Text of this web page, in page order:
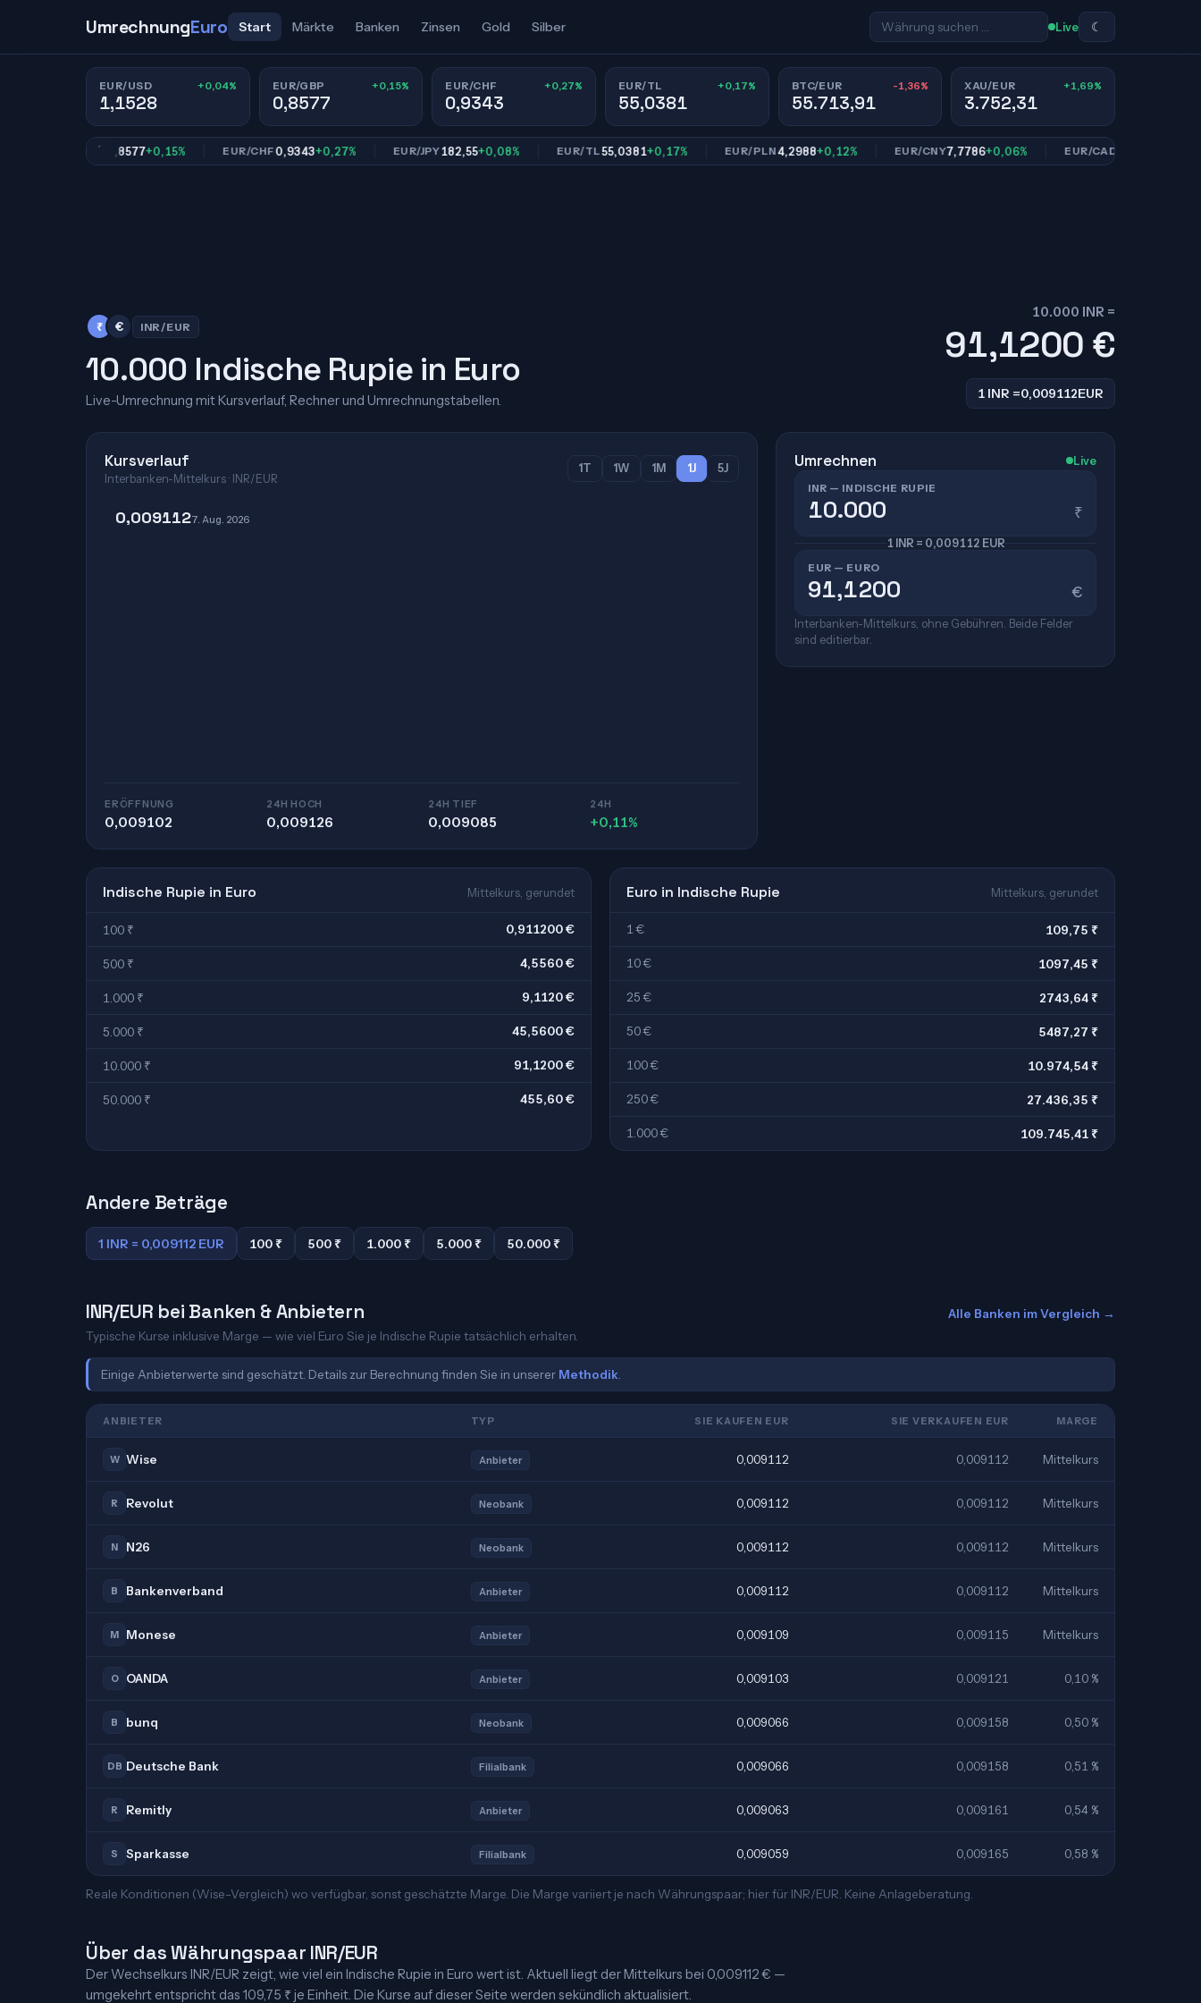
UmrechnungEuro Start Märkte Banken Zinsen Gold Silber Live ☾
EUR/USD +0,04%
1,1528
EUR/GBP +0,15%
0,8577
EUR/CHF +0,27%
0,9343
EUR/TL +0,17%
55,0381
BTC/EUR -1,36%
55.713,91
XAU/EUR +1,69%
3.752,31
0,8577 +0,15% EUR/CHF0,9343+0,27% EUR/JPY 182,55+0,08% EUR/TL55,0381+0,17% EUR/PLN4,2988+0,12% EUR/CNY7,7786+0,06% EUR/CAD1,6160
₹ € INR/EUR
10.000 Indische Rupie in Euro
Live-Umrechnung mit Kursverlauf, Rechner und Umrechnungstabellen.
10.000 INR =
91,1200 €
1 INR =0,009112EUR
Kursverlauf
Interbanken-Mittelkurs · INR/EUR
1T 1W 1M 1J 5J
0,0091127. Aug. 2026
ERÖFFNUNG
0,009102
24H HOCH
0,009126
24H TIEF
0,009085
24H
+0,11%
Umrechnen Live
INR — INDISCHE RUPIE
₹
1 INR = 0,009112 EUR
EUR — EURO
€
Interbanken-Mittelkurs, ohne Gebühren. Beide Felder
sind editierbar.
Indische Rupie in Euro Mittelkurs, gerundet
100 ₹ 0,911200 €
500 ₹ 4,5560 €
1.000 ₹ 9,1120 €
5.000 ₹ 45,5600 €
10.000 ₹ 91,1200 €
50.000 ₹ 455,60 €
Euro in Indische Rupie Mittelkurs, gerundet
1 € 109,75 ₹
10 € 1097,45 ₹
25 € 2743,64 ₹
50 € 5487,27 ₹
100 € 10.974,54 ₹
250 € 27.436,35 ₹
1.000 € 109.745,41 ₹
Andere Beträge
1 INR = 0,009112 EUR 100 ₹ 500 ₹ 1.000 ₹ 5.000 ₹ 50.000 ₹
INR/EUR bei Banken & Anbietern
Typische Kurse inklusive Marge — wie viel Euro Sie je Indische Rupie tatsächlich erhalten.
Alle Banken im Vergleich →
Einige Anbieterwerte sind geschätzt. Details zur Berechnung finden Sie in unserer Methodik
ANBIETER TYP SIE KAUFEN EUR SIE VERKAUFEN EUR MARGE
W Wise Anbieter 0,009112 0,009112 Mittelkurs
R Revolut Neobank 0,009112 0,009112 Mittelkurs
N N26 Neobank 0,009112 0,009112 Mittelkurs
B Bankenverband Anbieter 0,009112 0,009112 Mittelkurs
M Monese Anbieter 0,009109 0,009115 Mittelkurs
O OANDA Anbieter 0,009103 0,009121 0,10 %
B bunq Neobank 0,009066 0,009158 0,50 %
DB Deutsche Bank Filialbank 0,009066 0,009158 0,51 %
R Remitly Anbieter 0,009063 0,009161 0,54 %
S Sparkasse Filialbank 0,009059 0,009165 0,58 %
Reale Konditionen (Wise-Vergleich) wo verfügbar, sonst geschätzte Marge. Die Marge variiert je nach Währungspaar; hier für INR/EUR. Keine Anlageberatung.
Über das Währungspaar INR/EUR
Der Wechselkurs INR/EUR zeigt, wie viel ein Indische Rupie in Euro wert ist. Aktuell liegt der Mittelkurs bei 0,009112 € —
umgekehrt entspricht das 109,75 ₹ je Einheit. Die Kurse auf dieser Seite werden sekündlich aktualisiert.